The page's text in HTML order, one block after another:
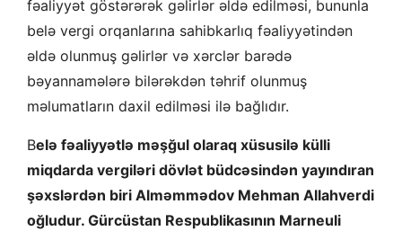
fəaliyyət göstərərək gəlirlər əldə edilməsi, bununla
belə vergi orqanlarına sahibkarlıq fəaliyyətindən
əldə olunmuş gəlirlər və xərclər barədə
bəyannamələrə bilərəkdən təhrif olunmuş
məlumatların daxil edilməsi ilə bağlıdır.
Belə fəaliyyətlə məşğul olaraq xüsusilə külli
miqdarda vergiləri dövlət büdcəsindən yayındıran
şəxslərdən biri Alməmmədov Mehman Allahverdi
oğludur. Gürcüstan Respublikasının Marneuli